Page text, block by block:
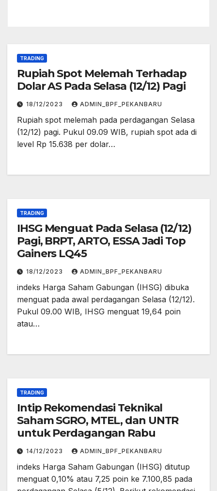
TRADING
Rupiah Spot Melemah Terhadap
Dolar AS Pada Selasa (12/12) Pagi
18/12/2023 ADMIN_BPF_PEKANBARU
Rupiah spot melemah pada perdagangan Selasa
(12/12) pagi. Pukul 09.09 WIB, rupiah spot ada di
level Rp 15.638 per dolar…
TRADING
IHSG Menguat Pada Selasa (12/12)
Pagi, BRPT, ARTO, ESSA Jadi Top
Gainers LQ45
18/12/2023 ADMIN_BPF_PEKANBARU
indeks Harga Saham Gabungan (IHSG) dibuka
menguat pada awal perdagangan Selasa (12/12).
Pukul 09.00 WIB, IHSG menguat 19,64 poin
atau…
TRADING
Intip Rekomendasi Teknikal
Saham SGRO, MTEL, dan UNTR
untuk Perdagangan Rabu
14/12/2023 ADMIN_BPF_PEKANBARU
indeks Harga Saham Gabungan (IHSG) ditutup
menguat 0,10% atau 7,25 poin ke 7.100,85 pada